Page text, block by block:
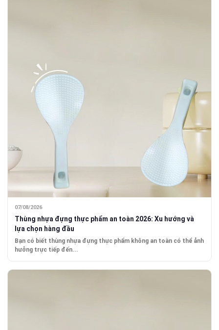
07/08/2026
Thùng nhựa đựng thực phẩm an toàn 2026: Xu hướng và
lựa chọn hàng đầu
Bạn có biết thùng nhựa đựng thực phẩm không an toàn có thể ảnh
hưởng trực tiếp đến...